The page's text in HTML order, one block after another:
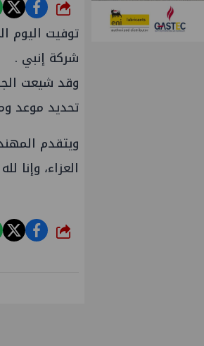
شارك
توفيت اليوم
شركة إنبي .
وقد شيعت
تحديد موعد
ويتقدم
العزاء، وإنا
شارك